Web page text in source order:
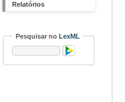
Relatórios
Pesquisar no LexML